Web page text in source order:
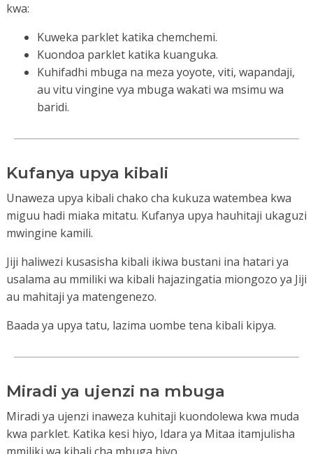
kwa:
Kuweka parklet katika chemchemi.
Kuondoa parklet katika kuanguka.
Kuhifadhi mbuga na meza yoyote, viti, wapandaji,
au vitu vingine vya mbuga wakati wa msimu wa
baridi.
Kufanya upya kibali
Unaweza upya kibali chako cha kukuza watembea kwa
miguu hadi miaka mitatu. Kufanya upya hauhitaji ukaguzi
mwingine kamili.
Jiji haliwezi kusasisha kibali ikiwa bustani ina hatari ya
usalama au mmiliki wa kibali hajazingatia miongozo ya Jiji
au mahitaji ya matengenezo.
Baada ya upya tatu, lazima uombe tena kibali kipya.
Miradi ya ujenzi na mbuga
Miradi ya ujenzi inaweza kuhitaji kuondolewa kwa muda
kwa parklet. Katika kesi hiyo, Idara ya Mitaa itamjulisha